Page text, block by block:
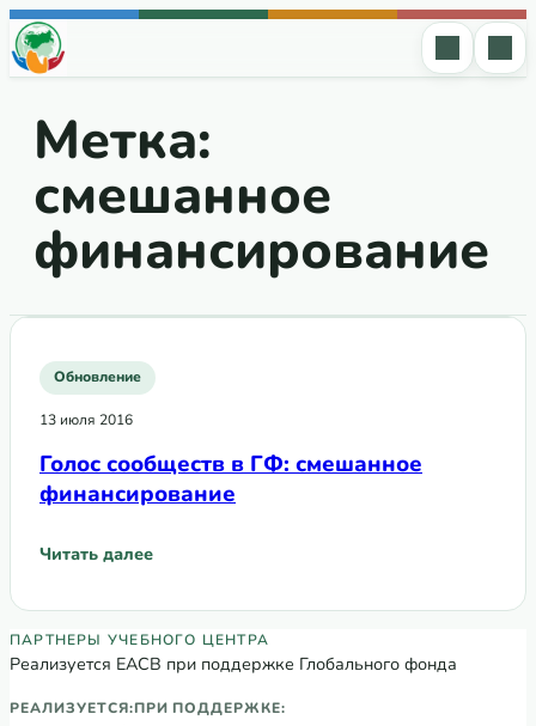
Перейти к содержимому
Метка:
смешанное
финансирование
Обновление
13 июля 2016
Голос сообществ в ГФ: смешанное
финансирование
Читать далее
: Голос сообществ в ГФ: смешанное финансирование
Партнеры Регионального учебного
ПАРТНЕРЫ УЧЕБНОГО ЦЕНТРА
Реализуется ЕАСВ при поддержке Глобального фонда
РЕАЛИЗУЕТСЯ:ПРИ ПОДДЕРЖКЕ: